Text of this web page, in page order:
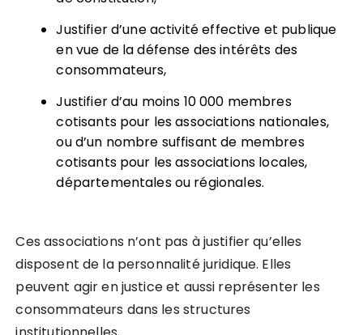
Justifier d’une activité effective et publique
en vue de la défense des intérêts des
consommateurs,
Justifier d’au moins 10 000 membres
cotisants pour les associations nationales,
ou d’un nombre suffisant de membres
cotisants pour les associations locales,
départementales ou régionales.
Ces associations n’ont pas à justifier qu’elles
disposent de la personnalité juridique. Elles
peuvent agir en justice et aussi représenter les
consommateurs dans les structures